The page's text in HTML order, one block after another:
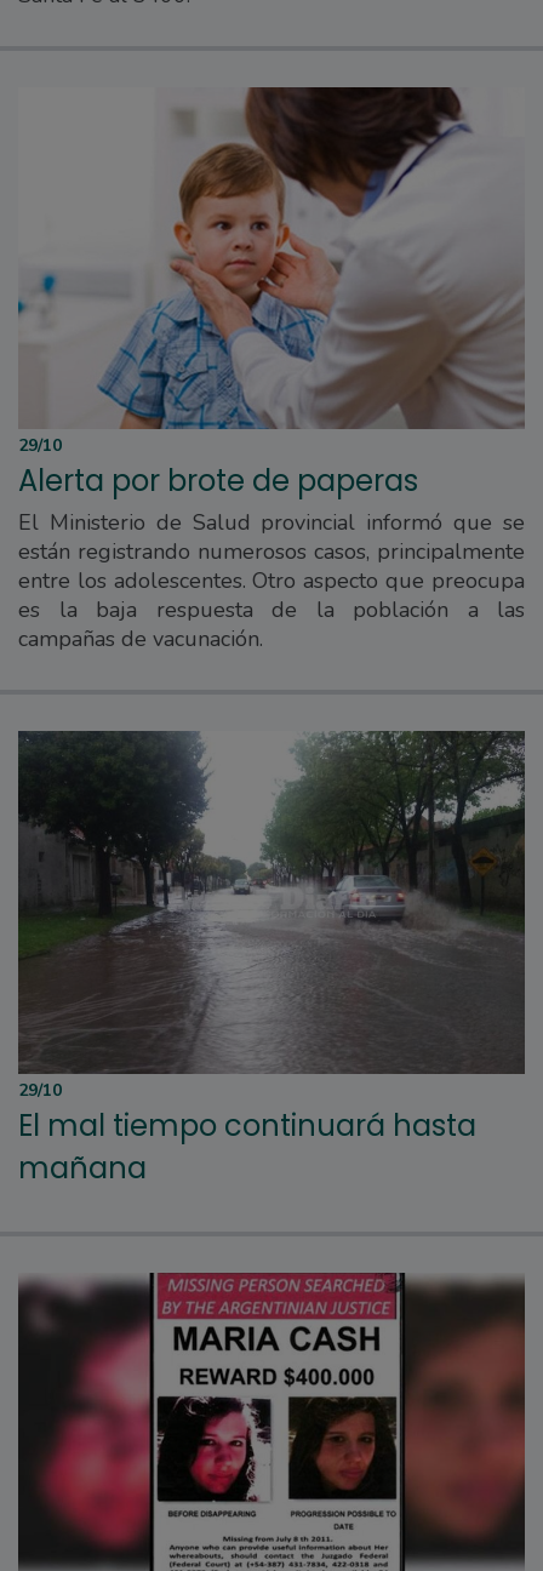
29/10
Alerta por brote de paperas
El Ministerio de Salud provincial informó que se
están registrando numerosos casos, principalmente
entre los adolescentes. Otro aspecto que preocupa
es la baja respuesta de la población a las
campañas de vacunación.
29/10
El mal tiempo continuará hasta
mañana